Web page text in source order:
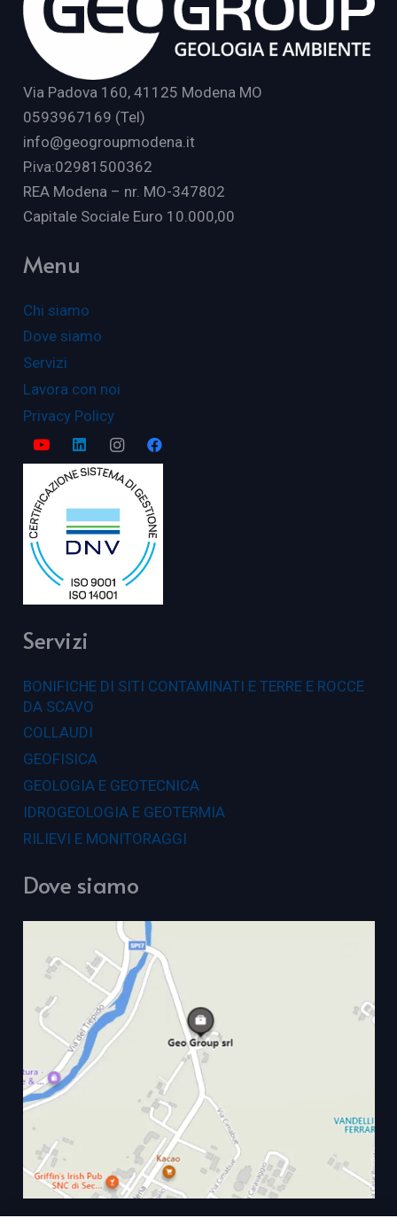
Via Padova 160, 41125 Modena MO
0593967169 (Tel)
info@geogroupmodena.it
P.iva:02981500362
REA Modena – nr. MO-347802
Capitale Sociale Euro 10.000,00
Menu
Chi siamo
Dove siamo
Servizi
Lavora con noi
Privacy Policy
Servizi
BONIFICHE DI SITI CONTAMINATI E TERRE E ROCCE
DA SCAVO
COLLAUDI
GEOFISICA
GEOLOGIA E GEOTECNICA
IDROGEOLOGIA E GEOTERMIA
RILIEVI E MONITORAGGI
Dove siamo